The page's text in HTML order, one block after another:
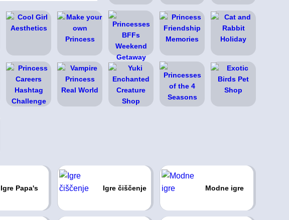
Igre Papa's Igre čiščenje Modne igre